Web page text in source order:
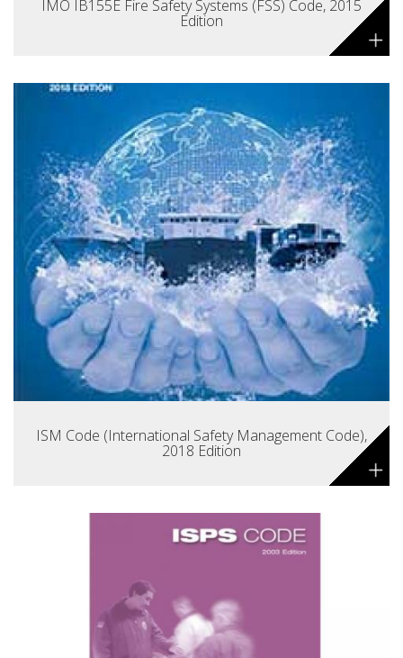
IMO IB155E Fire Safety Systems (FSS) Code, 2015
Edition +
ISM Code (International Safety Management Code),
2018 Edition +